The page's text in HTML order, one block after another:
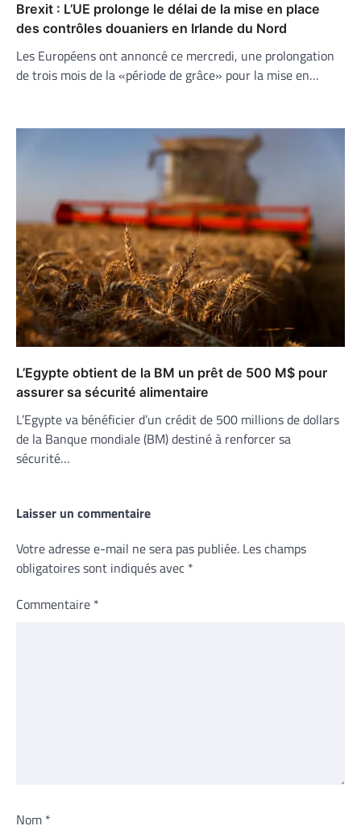
Brexit : L’UE prolonge le délai de la mise en place
des contrôles douaniers en Irlande du Nord
Les Européens ont annoncé ce mercredi, une prolongation
de trois mois de la «période de grâce» pour la mise en…
L’Egypte obtient de la BM un prêt de 500 M$ pour
assurer sa sécurité alimentaire
L’Egypte va bénéficier d’un crédit de 500 millions de dollars
de la Banque mondiale (BM) destiné à renforcer sa
sécurité…
Laisser un commentaire
Votre adresse e-mail ne sera pas publiée. Les champs
obligatoires sont indiqués avec *
Commentaire *
Nom *